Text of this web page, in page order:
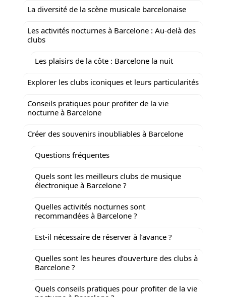
La diversité de la scène musicale barcelonaise
Les activités nocturnes à Barcelone : Au-delà des
clubs
Les plaisirs de la côte : Barcelone la nuit
Explorer les clubs iconiques et leurs particularités
Conseils pratiques pour profiter de la vie
nocturne à Barcelone
Créer des souvenirs inoubliables à Barcelone
Questions fréquentes
Quels sont les meilleurs clubs de musique
électronique à Barcelone ?
Quelles activités nocturnes sont
recommandées à Barcelone ?
Est-il nécessaire de réserver à l’avance ?
Quelles sont les heures d’ouverture des clubs à
Barcelone ?
Quels conseils pratiques pour profiter de la vie